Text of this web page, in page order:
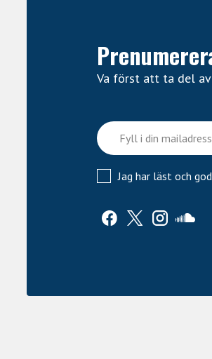
Va först att ta del av
Jag har läst och